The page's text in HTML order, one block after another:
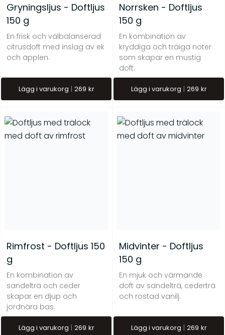
Gryningsljus - Doftljus
150 g
En frisk och välbalanserad
citrusdoft med inslag av ek
och äpplen.
Lägg i varukorg 269 kr
Norrsken - Doftljus
150 g
En kombination av
kryddiga och träiga noter
som skapar en mustig
doft.
Lägg i varukorg 269 kr
Rimfrost - Doftljus 150
g
En kombination av
sandelträ och ceder
skapar en djup och
jordnära bas.
Lägg i varukorg 269 kr
Midvinter - Doftljus
150 g
En mjuk och värmande
doft av sandelträ, cederträ
och rostad vanilj.
Lägg i varukorg 269 kr